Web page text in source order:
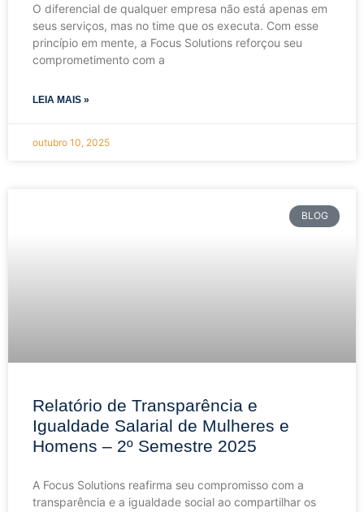
O diferencial de qualquer empresa não está apenas em
seus serviços, mas no time que os executa. Com esse
princípio em mente, a Focus Solutions reforçou seu
comprometimento com a
LEIA MAIS »
outubro 10, 2025
BLOG
Relatório de Transparência e
Igualdade Salarial de Mulheres e
Homens – 2º Semestre 2025
A Focus Solutions reafirma seu compromisso com a
transparência e a igualdade social ao compartilhar os